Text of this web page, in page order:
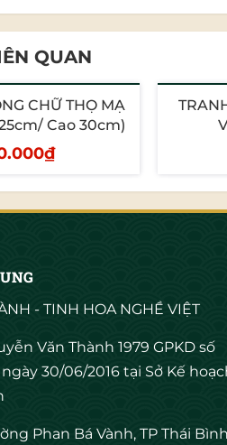
NƯỚC NHỚ NGUỒN”;
Cha, Mẹ. Cùng với việc
độ tuổi 70 tuổi, 80 tuổi,
người già luôn khó khăn
quá cầu kỳ nhưng cũng
lòng hơn rất nhiều.
chúc thọ với hình ảnh,
QUAN
CHỮ THỌ MẠ
Cao 30cm)
- TINH HOA NGHỀ VIỆT
Văn Thành 1979 GPKD số
30/06/2016 tại Sở Kế
Phan Bá Vành, TP Thái Bình